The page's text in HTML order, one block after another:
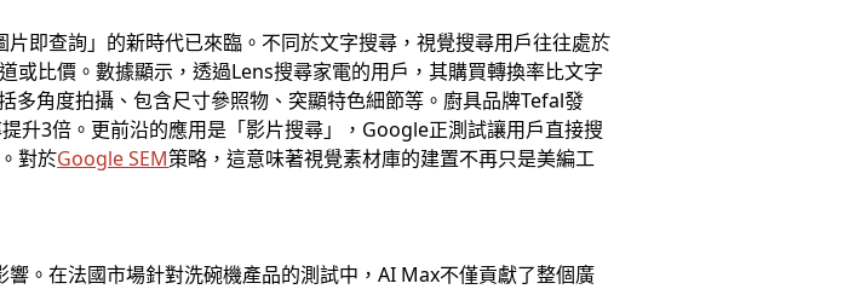
即查詢」的新時代已來臨。不同於文字搜尋，視覺搜尋用戶往往處於
或比價。數據顯示，透過Lens搜尋家電的用戶，其購買轉換率比文字
角度拍攝、包含尺寸參照物、突顯特色細節等。廚具品牌Tefal發
升3倍。更前沿的應用是「影片搜尋」，Google正測試讓用戶直接搜
對於Google SEM策略，這意味著視覺素材庫的建置不再只是美編工
。在法國市場針對洗碗機產品的測試中，AI Max不僅貢獻了整個廣